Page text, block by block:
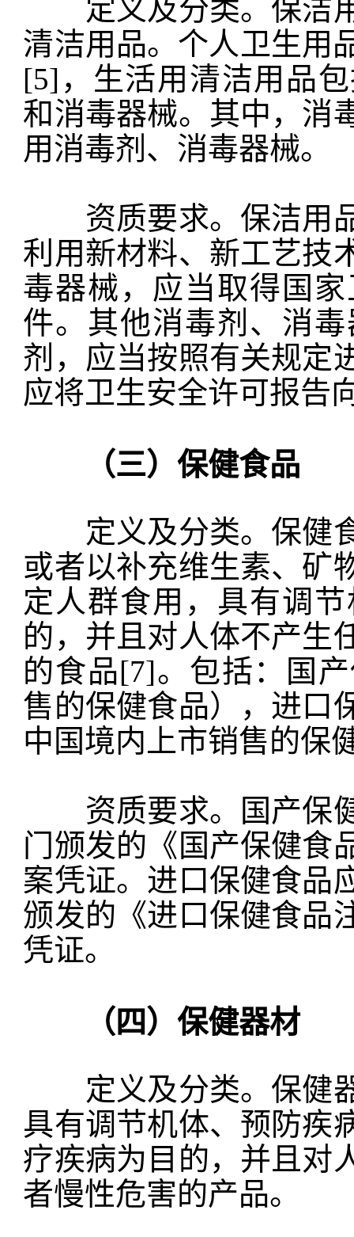
定义及分类。保洁用
清洁用品。个人卫生用
[5]，生活用清洁用品
和消毒器械。其中，消
用消毒剂、消毒器械。
资质要求。保洁用品
利用新材料、新工艺技
毒器械，应当取得国
件。其他消毒剂、消
剂，应当按照有关规定
应将卫生安全许可报告
（三）保健食品
定义及分类。保健食
或者以补充维生素、矿
定人群食用，具有调
的，并且对人体不产生
的食品[7]。包括：国
售的保健食品），进口
中国境内上市销售的保
资质要求。国产保健
门颁发的《国产保健食
案凭证。进口保健食品
颁发的《进口保健食品
凭证。
（四）保健器材
定义及分类。保健器
具有调节机体、预防疾
疗疾病为目的，并且对
者慢性危害的产品。